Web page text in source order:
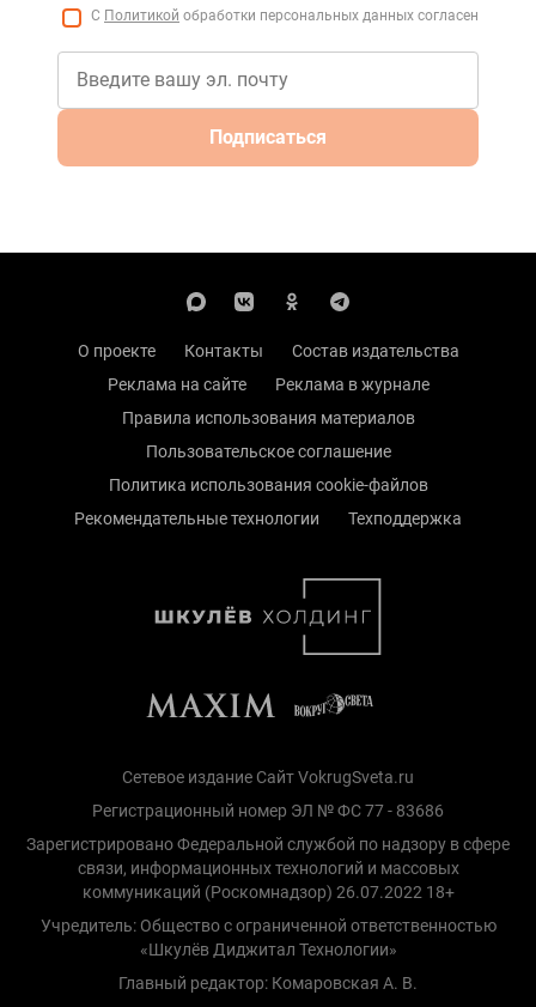
С Политикой обработки персональных данных согласен
Подписаться
О проекте Контакты
Состав издательства
Реклама на сайте
Реклама в журнале
Правила использования материалов
Пользовательское соглашение
Политика использования cookie-файлов
Рекомендательные технологии
Техподдержка
Сетевое издание Сайт VokrugSveta.ru
Регистрационный номер ЭЛ № ФС 77 - 83686
Зарегистрировано Федеральной службой по надзору в сфере
связи, информационных технологий и массовых
коммуникаций (Роскомнадзор) 26.07.2022 18+
Учредитель: Общество с ограниченной ответственностью
«Шкулёв Диджитал Технологии»
Главный редактор: Комаровская А. В.